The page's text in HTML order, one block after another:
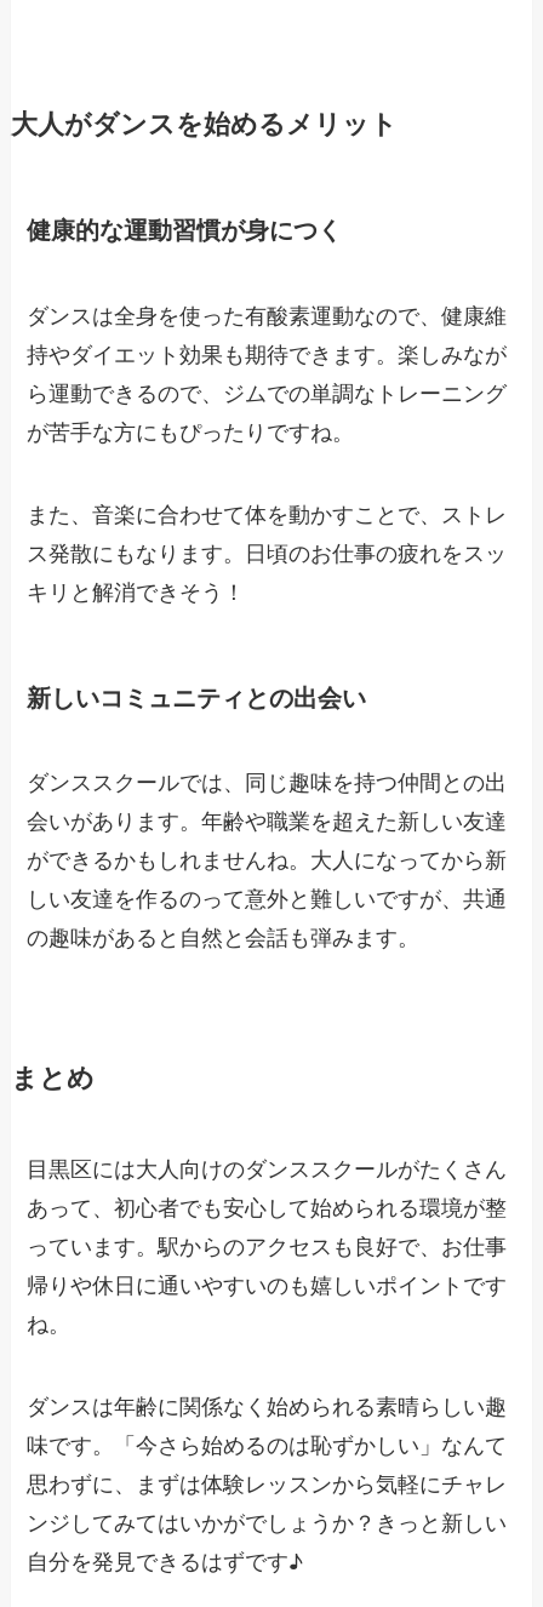
大人がダンスを始めるメリット
健康的な運動習慣が身につく
ダンスは全身を使った有酸素運動なので、健康維
持やダイエット効果も期待できます。楽しみなが
ら運動できるので、ジムでの単調なトレーニング
が苦手な方にもぴったりですね。
また、音楽に合わせて体を動かすことで、ストレ
ス発散にもなります。日頃のお仕事の疲れをスッ
キリと解消できそう！
新しいコミュニティとの出会い
ダンススクールでは、同じ趣味を持つ仲間との出
会いがあります。年齢や職業を超えた新しい友達
ができるかもしれませんね。大人になってから新
しい友達を作るのって意外と難しいですが、共通
の趣味があると自然と会話も弾みます。
まとめ
目黒区には大人向けのダンススクールがたくさん
あって、初心者でも安心して始められる環境が整
っています。駅からのアクセスも良好で、お仕事
帰りや休日に通いやすいのも嬉しいポイントです
ね。
ダンスは年齢に関係なく始められる素晴らしい趣
味です。「今さら始めるのは恥ずかしい」なんて
思わずに、まずは体験レッスンから気軽にチャレ
ンジしてみてはいかがでしょうか？きっと新しい
自分を発見できるはずです♪